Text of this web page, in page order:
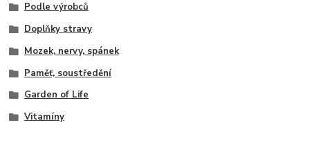
Podle výrobců
Doplňky stravy
Mozek, nervy, spánek
Paměť, soustředění
Garden of Life
Vitamíny